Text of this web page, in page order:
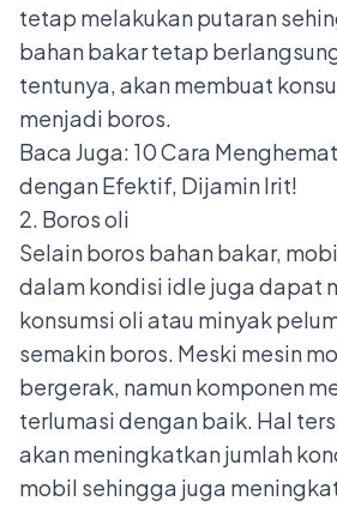
tetap melakukan putaran
bahan bakar tetap
tentunya, akan membuat
menjadi boros.
Baca Juga: 10 Cara
dengan Efektif, Dijamin Irit!
2. Boros oli
Selain boros bahan bakar,
dalam kondisi idle juga dapat
konsumsi oli atau minyak
semakin boros. Meski mesin
bergerak, namun komponen
terlumasi dengan baik. Hal
akan meningkatkan jumlah
mobil sehingga juga